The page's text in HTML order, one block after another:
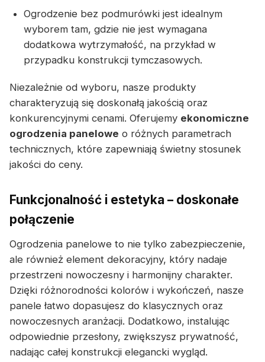
Ogrodzenie bez podmurówki jest idealnym
wyborem tam, gdzie nie jest wymagana
dodatkowa wytrzymałość, na przykład w
przypadku konstrukcji tymczasowych.
Niezależnie od wyboru, nasze produkty
charakteryzują się doskonałą jakością oraz
konkurencyjnymi cenami. Oferujemy ekonomiczne
ogrodzenia panelowe o różnych parametrach
technicznych, które zapewniają świetny stosunek
jakości do ceny.
Funkcjonalność i estetyka – doskonałe
połączenie
Ogrodzenia panelowe to nie tylko zabezpieczenie,
ale również element dekoracyjny, który nadaje
przestrzeni nowoczesny i harmonijny charakter.
Dzięki różnorodności kolorów i wykończeń, nasze
panele łatwo dopasujesz do klasycznych oraz
nowoczesnych aranżacji. Dodatkowo, instalując
odpowiednie przesłony, zwiększysz prywatność,
nadając całej konstrukcji elegancki wygląd.